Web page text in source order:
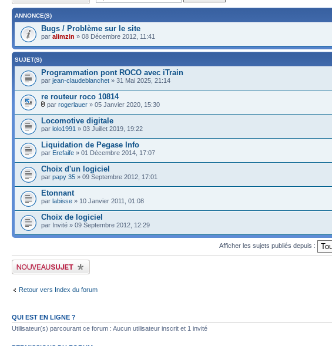
ANNONCE(S)
Bugs / Problème sur le site
par alimzin » 08 Décembre 2012, 11:41
SUJET(S)
Programmation pont ROCO avec iTrain
par jean-claudeblanchet » 31 Mai 2025, 21:14
re routeur roco 10814
par rogerlauer » 05 Janvier 2020, 15:30
Locomotive digitale
par lolo1991 » 03 Juillet 2019, 19:22
Liquidation de Pegase Info
par Erefaife » 01 Décembre 2014, 17:07
Choix d'un logiciel
par papy 35 » 09 Septembre 2012, 17:01
Etonnant
par labisse » 10 Janvier 2011, 01:08
Choix de logiciel
par Invité » 09 Septembre 2012, 12:29
Afficher les sujets publiés depuis :
Publier un nouveau sujet
Retour vers Index du forum
QUI EST EN LIGNE ?
Utilisateur(s) parcourant ce forum : Aucun utilisateur inscrit et 1 invité